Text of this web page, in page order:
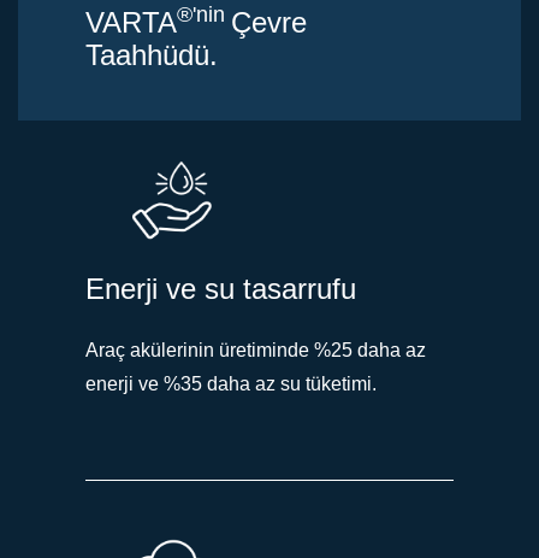
VARTA®'nin Çevre
Taahhüdü.
Enerji ve su tasarrufu
Araç akülerinin üretiminde %25 daha az
enerji ve %35 daha az su tüketimi.